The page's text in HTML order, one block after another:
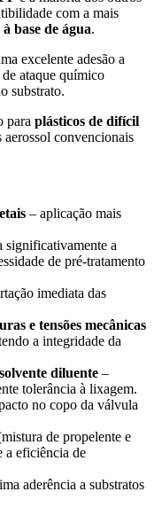
com a mais
base de água.
excelente adesão a
de ataque químico
substrato.
para plásticos de difícil
aerossol convencionais
– aplicação mais
significativamente a
de pré-tratamento
imediata das
e tensões mecânicas
a integridade da
diluente –
tolerância à lixagem.
no copo da válvula
de propelente e
a eficiência de
aderência a substratos